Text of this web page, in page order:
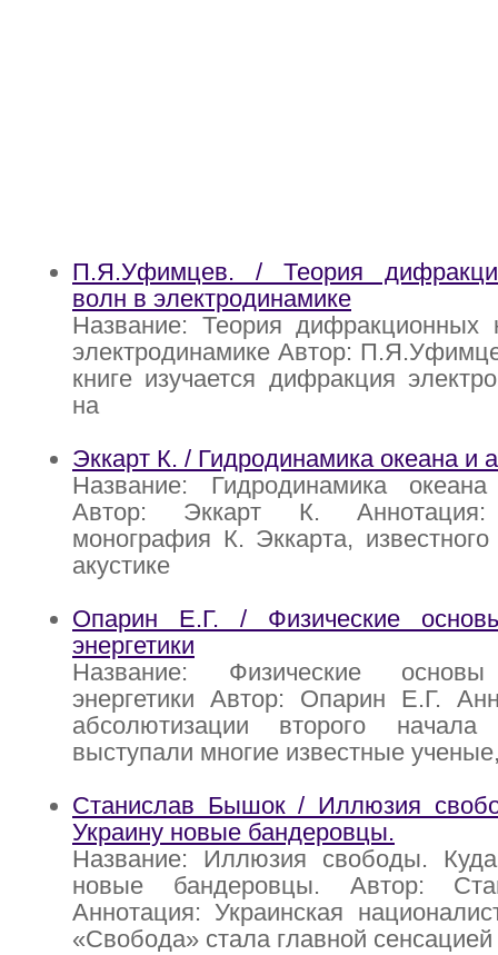
П.Я.Уфимцев. / Теория
волн в электродинамике
Название: Теория дифракционных
электродинамике Автор:
книге изучается дифракция
на
Эккарт К. / Гидродинамика океана и
Название: Гидродинамика
Автор: Эккарт К. Аннотация:
монография К. Эккарта,
акустике
Опарин Е.Г. / Физические
энергетики
Название: Физические основы
энергетики Автор: Опарин Е.Г.
абсолютизации второго начала
выступали многие известные
Станислав Бышок / Иллюзия
Украину новые бандеровцы.
Название: Иллюзия свободы.
новые бандеровцы. Автор:
Аннотация: Украинская
«Свобода» стала главной сенсацией